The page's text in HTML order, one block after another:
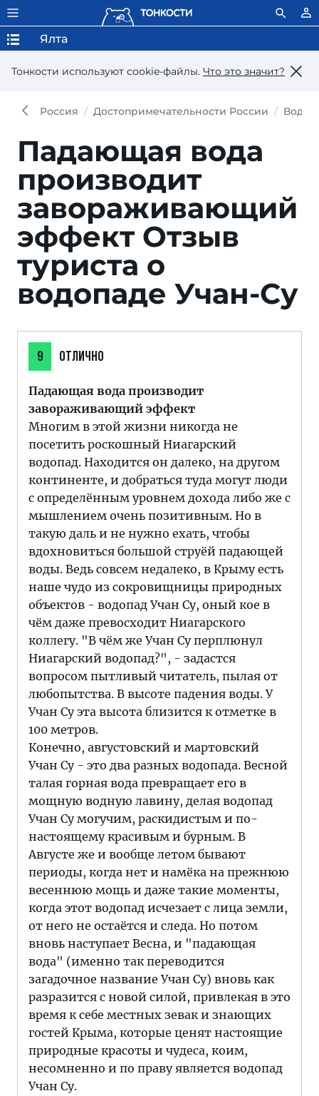
Тонкости используют сookie-файлы. Что это значит?
Ялта
Россия Достопримечательности России
Падающая вода
производит
завораживающий
эффект Отзыв
туриста о
водопаде Учан-Су
9 ОТЛИЧНО
Падающая вода производит
завораживающий эффект
Многим в этой жизни никогда не
посетить роскошный Ниагарский
водопад. Находится он далеко, на другом
континенте, и добраться туда могут люди
с определённым уровнем дохода либо же с
мышлением очень позитивным. Но в
такую даль и не нужно ехать, чтобы
вдохновиться большой струёй падающей
воды. Ведь совсем недалеко, в Крыму есть
наше чудо из сокровищницы природных
объектов - водопад Учан Су, оный кое в
чём даже превосходит Ниагарского
коллегу. "В чём же Учан Су перплюнул
Ниагарский водопад?", - задастся
вопросом пытливый читатель, пылая от
любопытства. В высоте падения воды. У
Учан Су эта высота близится к отметке в
100 метров.
Конечно, августовский и мартовский
Учан Су - это два разных водопада. Весной
талая горная вода превращает его в
мощную водную лавину, делая водопад
Учан Су могучим, раскидистым и по-
настоящему красивым и бурным. В
Августе же и вообще летом бывают
периоды, когда нет и намёка на прежнюю
весеннюю мощь и даже такие моменты,
когда этот водопад исчезает с лица земли,
от него не остаётся и следа. Но потом
вновь наступает Весна, и "падающая
вода" (именно так переводится
загадочное название Учан Су) вновь как
разразится с новой силой, привлекая в это
время к себе местных зевак и знающих
гостей Крыма, которые ценят настоящие
природные красоты и чудеса, коим,
несомненно и по праву является водопад
Учан Су.